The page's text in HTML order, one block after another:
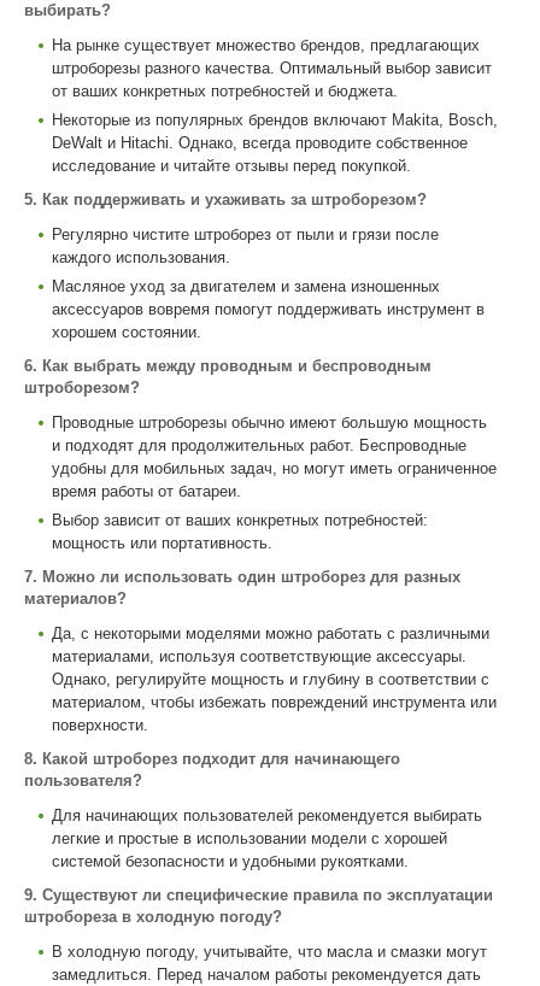
выбирать?
На рынке существует множество брендов, предлагающих
штроборезы разного качества. Оптимальный выбор зависит
от ваших конкретных потребностей и бюджета.
Некоторые из популярных брендов включают Makita, Bosch,
DeWalt и Hitachi. Однако, всегда проводите собственное
исследование и читайте отзывы перед покупкой.
5. Как поддерживать и ухаживать за штроборезом?
Регулярно чистите штроборез от пыли и грязи после
каждого использования.
Масляное уход за двигателем и замена изношенных
аксессуаров вовремя помогут поддерживать инструмент в
хорошем состоянии.
6. Как выбрать между проводным и беспроводным
штроборезом?
Проводные штроборезы обычно имеют большую мощность
и подходят для продолжительных работ. Беспроводные
удобны для мобильных задач, но могут иметь ограниченное
время работы от батареи.
Выбор зависит от ваших конкретных потребностей:
мощность или портативность.
7. Можно ли использовать один штроборез для разных
материалов?
Да, с некоторыми моделями можно работать с различными
материалами, используя соответствующие аксессуары.
Однако, регулируйте мощность и глубину в соответствии с
материалом, чтобы избежать повреждений инструмента или
поверхности.
8. Какой штроборез подходит для начинающего
пользователя?
Для начинающих пользователей рекомендуется выбирать
легкие и простые в использовании модели с хорошей
системой безопасности и удобными рукоятками.
9. Существуют ли специфические правила по эксплуатации
штробореза в холодную погоду?
В холодную погоду, учитывайте, что масла и смазки могут
замедлиться. Перед началом работы рекомендуется дать